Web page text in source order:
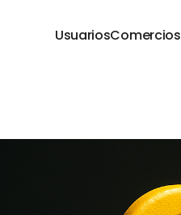
UsuariosComercios